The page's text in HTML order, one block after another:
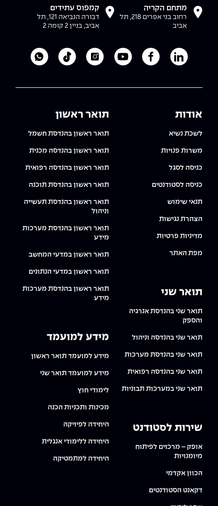
מתחם הקריה
רחוב בני אפרים 218, תל
אביב
קמפוס עתידים
דבורה הנביאה 121, תל
אביב, בניין 2 קומה 2
לעמוד הלינקדאין של מכללת אפקה
לעמוד הפייסבוק של מכללת אפקה
לעמוד היוטיוב של מכללת אפקה
לעמוד האינסטגרם של
לעמוד הטיקטוק
אודות
לשכת נשיא
משרות פנויות
כניסה לסגל
כניסה לסטודנטים
תנאי שימוש
הצהרת נגישות
מדיניות פרטיות
מפת האתר
תואר שני
תואר שני בהנדסת אנרגיה
והספק
תואר שני בהנדסה וניהול
תואר שני בהנדסת מערכות
תואר שני בהנדסה רפואית
תואר שני במערכות תבוניות
שירות לסטודנט
אופק – מרכזים לפיתוח
מיומנויות
הכוון אקדמי
דקאנט הסטודנטים
תואר ראשון
תואר ראשון בהנדסת חשמל
תואר ראשון בהנדסה מכנית
תואר ראשון בהנדסה רפואית
תואר ראשון בהנדסת תוכנה
תואר ראשון בהנדסת תעשייה
וניהול
תואר ראשון בהנדסת מערכות
מידע
תואר ראשון במדעי המחשב
תואר ראשון במדעי הנתונים
תואר ראשון בהנדסת מערכות
מידע
מידע למועמד
מידע למועמד תואר ראשון
מידע למועמד תואר שני
לימודי חוץ
מכינות ותכניות הכנה
היחידה לפיזיקה
היחידה ללימודי אנגלית
היחידה למתמטיקה